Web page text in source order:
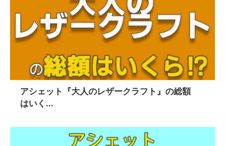
アシェット『大人のレザークラフト』の総額
はいく...